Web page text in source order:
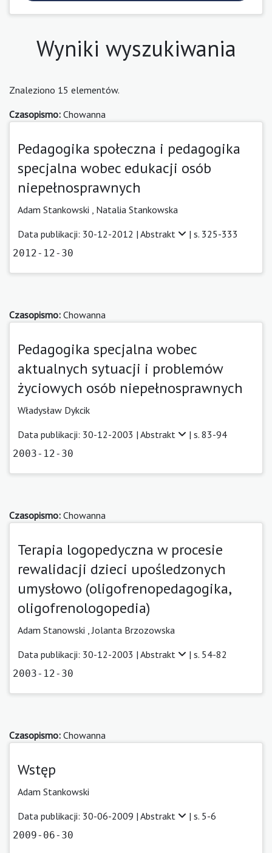
Wyniki wyszukiwania
Znaleziono 15 elementów.
Czasopismo: Chowanna
Pedagogika społeczna i pedagogika
specjalna wobec edukacji osób
niepełnosprawnych
Adam Stankowski , Natalia Stankowska
Data publikacji: 30-12-2012 | Abstrakt | s. 325-333
2012-12-30
Czasopismo: Chowanna
Pedagogika specjalna wobec
aktualnych sytuacji i problemów
życiowych osób niepełnosprawnych
Władysław Dykcik
Data publikacji: 30-12-2003 | Abstrakt | s. 83-94
2003-12-30
Czasopismo: Chowanna
Terapia logopedyczna w procesie
rewalidacji dzieci upośledzonych
umysłowo (oligofrenopedagogika,
oligofrenologopedia)
Adam Stanowski ,Jolanta Brzozowska
Data publikacji: 30-12-2003 | Abstrakt | s. 54-82
2003-12-30
Czasopismo: Chowanna
Wstęp
Adam Stankowski
Data publikacji: 30-06-2009 | Abstrakt | s. 5-6
2009-06-30